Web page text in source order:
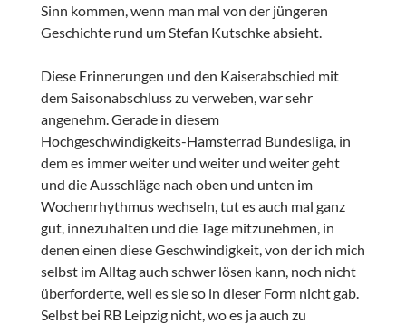
Sinn kommen, wenn man mal von der jüngeren
Geschichte rund um Stefan Kutschke absieht.
Diese Erinnerungen und den Kaiserabschied mit
dem Saisonabschluss zu verweben, war sehr
angenehm. Gerade in diesem
Hochgeschwindigkeits-Hamsterrad Bundesliga, in
dem es immer weiter und weiter und weiter geht
und die Ausschläge nach oben und unten im
Wochenrhythmus wechseln, tut es auch mal ganz
gut, innezuhalten und die Tage mitzunehmen, in
denen einen diese Geschwindigkeit, von der ich mich
selbst im Alltag auch schwer lösen kann, noch nicht
überforderte, weil es sie so in dieser Form nicht gab.
Selbst bei RB Leipzig nicht, wo es ja auch zu